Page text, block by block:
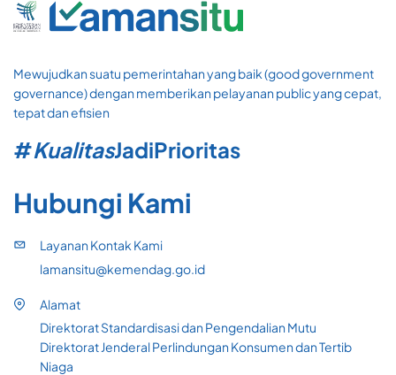
Mewujudkan suatu pemerintahan yang baik (good government
governance) dengan memberikan pelayanan public yang cepat,
tepat dan efisien
#KualitasJadiPrioritas
Hubungi Kami
Layanan Kontak Kami
lamansitu@kemendag.go.id
Alamat
Direktorat Standardisasi dan Pengendalian Mutu
Direktorat Jenderal Perlindungan Konsumen dan Tertib
Niaga